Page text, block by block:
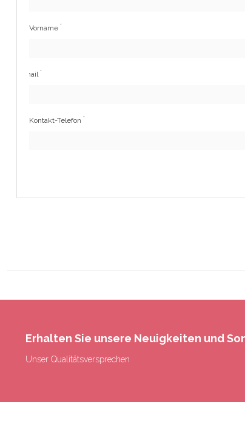
Vorname *
Email *
Kontakt-Telefon *
Erhalten Sie unsere Neuigkeiten und
Unser Qualitätsversprechen